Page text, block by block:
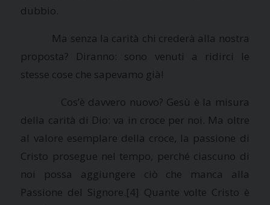
dubbio.
Ma senza la carità chi crederà alla nostra
proposta? Diranno: sono venuti a ridirci le
stesse cose che sapevamo già!
Cos’è davvero nuovo? Gesù è la misura
della carità di Dio: va in croce per noi. Ma oltre
al valore esemplare della croce, la passione di
Cristo prosegue nel tempo, perché ciascuno di
noi possa aggiungere ciò che manca alla
Passione del Signore.[4] Quante volte Cristo è